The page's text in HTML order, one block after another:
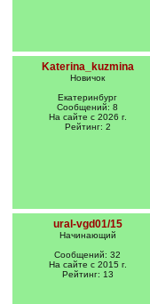
Katerina_kuzmina
Новичок
Екатеринбург
Сообщений: 8
На сайте с 2026 г.
Рейтинг: 2
ural-vgd01/15
Начинающий
Сообщений: 32
На сайте с 2015 г.
Рейтинг: 13